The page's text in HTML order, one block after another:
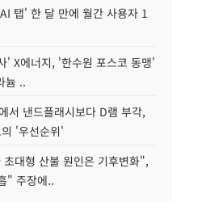
탭' 한 달 만에 월간 사용자 1
' X에너지, '한수원 포스코 동맹'
늄 ..
서 낸드플래시보다 D램 부각,
'우선순위'
대형 산불 원인은 기후변화",
" 주장에..